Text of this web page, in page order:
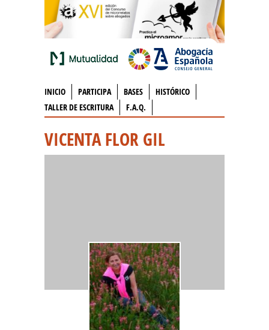
INICIO PARTICIPA BASES
HISTÓRICO
TALLER DE ESCRITURA
F.A.Q.
VICENTA FLOR GIL